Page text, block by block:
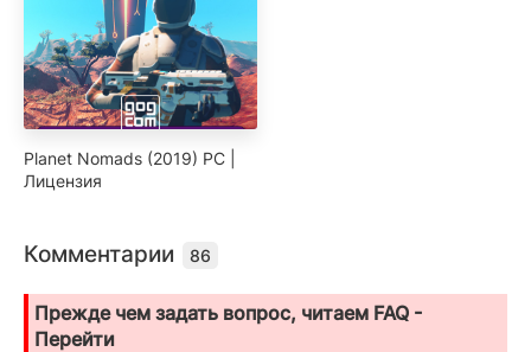
Planet Nomads (2019) PC |
Лицензия
Комментарии 86
Прежде чем задать вопрос, читаем FAQ -
Перейти